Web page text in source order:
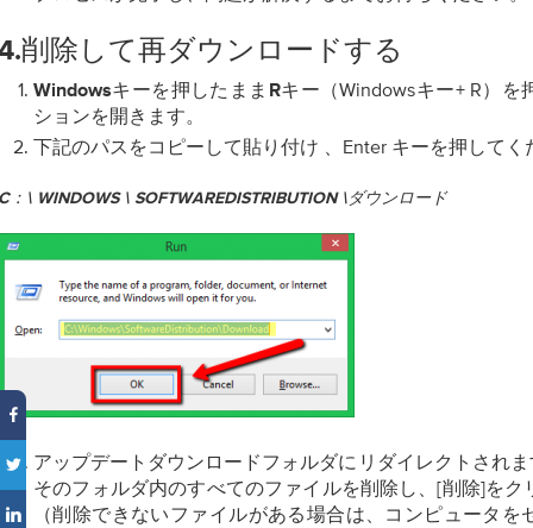
削除して再ダウンロードする
Windowsキーを押した まま Rキー（Windowsキー+ R）を
ションを開きます。
下記のパスをコピー して貼り付け 、Enter キーを押してく
：\ WINDOWS \ SOFTWAREDISTRIBUTION \ダウンロード
アップデートダウンロードフォルダにリダイレクトされま
そのフォルダ内のすべてのファイルを削除し、[削除]をク
（削除できないファイルがある場合は、コンピュータを